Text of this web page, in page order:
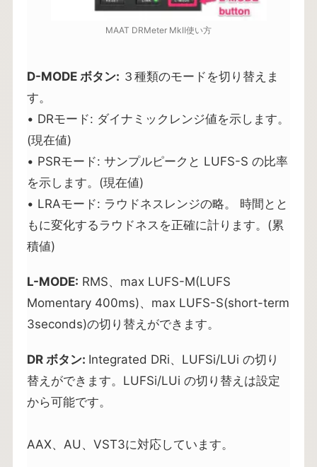
MAAT DRMeter MkⅡ使い方
D-MODE ボタン: ３種類のモードを切り替えま
す。
• DRモード: ダイナミックレンジ値を示します。
(現在値)
• PSRモード: サンプルピークと LUFS-S の比率
を示します。(現在値)
• LRAモード: ラウドネスレンジの略。 時間とと
もに変化するラウドネスを正確に計ります。(累
積値)
L-MODE: RMS、max LUFS-M(LUFS
Momentary 400ms)、max LUFS-S(short-term
3seconds)の切り替えができます。
DR ボタン: Integrated DRi、LUFSi/LUi の切り
替えができます。LUFSi/LUi の切り替えは設定
から可能です。
AAX、AU、VST3に対応しています。